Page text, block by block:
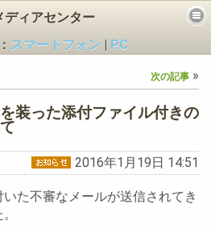
ディアセンター
スマートフォン
PC
次の記事 »
装った添付ファイル付きの
2016年1月19日 14:51
た不審なメールが送信されてき